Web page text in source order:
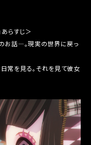
らすじ＞
お話―。現実の世界に戻っ
常を見る。それを見て彼女